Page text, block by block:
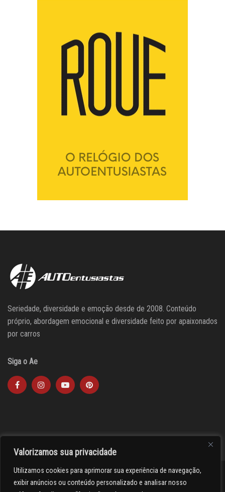
Valorizamos sua privacidade
Utilizamos cookies para aprimorar sua experiência de navegação,
exibir anúncios ou conteúdo personalizado e analisar nosso
Seriedade, diversidade e emoção desde de 2008. Conteúdo
próprio, abordagem emocional e diversidade feito por apaixonados
por carros
Siga o Ae
><(((º> 17